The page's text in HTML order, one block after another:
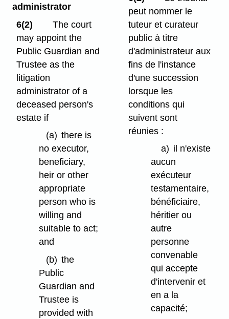
administrator
6(2)
The court
may appoint the
Public Guardian and
Trustee as the
litigation
administrator of a
deceased person's
estate if
(a) there is
no executor,
beneficiary,
heir or other
appropriate
person who is
willing and
suitable to act;
and
(b) the
Public
Guardian and
Trustee is
provided with
peut nommer le
tuteur et curateur
public à titre
d'administrateur aux
fins de l'instance
d'une succession
lorsque les
conditions qui
suivent sont
réunies :
a) il n'existe
aucun
exécuteur
testamentaire,
bénéficiaire,
héritier ou
autre
personne
convenable
qui accepte
d'intervenir et
en a la
capacité;